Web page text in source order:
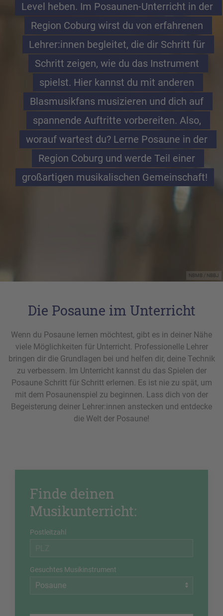
NBMB / NBBJ
Level heben. Im Posaunen-Unterricht in der
Region Coburg wirst du von erfahrenen
Lehrer:innen begleitet, die dir Schritt für
Schritt zeigen, wie du das Instrument
spielst. Hier kannst du mit anderen
Blasmusikfans musizieren und dich auf
spannende Auftritte vorbereiten. Also,
worauf wartest du? Lerne Posaune in der
Region Coburg und werde Teil einer
großartigen musikalischen Gemeinschaft!
Die Posaune im Unterricht
Wenn du Posaune lernen möchtest, gibt es in deiner Nähe
viele Möglichkeiten für Unterricht. Professionelle Lehrer
bringen dir die Grundlagen bei und helfen dir, deine Technik
zu verbessern. Im Unterricht kannst du das Spielen der
Posaune Schritt für Schritt erlernen. Es ist nie zu spät, um
mit dem Posaunenspiel zu beginnen. Lass dich von der
Begeisterung deiner Lehrer:innen anstecken und entdecke
die Welt der Posaune!
Finde deinen
Musikunterricht:
Postleitzahl
Gesuchtes Musikinstrument